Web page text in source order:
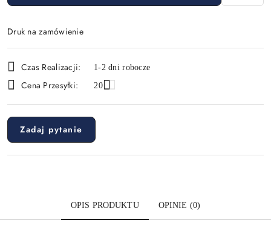
Druk na zamówienie
i
dostawa
Czas Realizacji: 1-2 dni robocze
Cena Przesyłki: 20
Zadaj pytanie
OPIS PRODUKTU OPINIE (0)